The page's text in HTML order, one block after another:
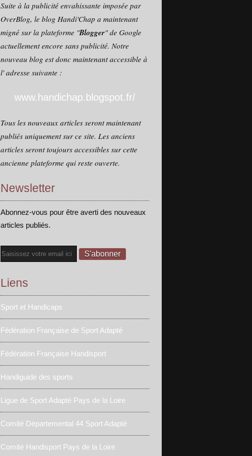
Suite à la publicité envahissante imposée par
OverBlog, le blog Handi'Chap a maintenant
migné sur la plateforme "Blogger" de Google
actuellement encore sans publicité. Notre
nouveau blog est donc maintenant accessible à
l' adresse suivante :
www.handichap.blogspot.fr/
Tous les nouveaux articles seront maintenant
publiés uniquement sur ce site. Les anciens
articles seront toujours accessibles sur cette
ancienne plateforme qui reste ouverte.
Newsletter
Abonnez-vous pour être averti des nouveaux
articles publiés.
Email
Liens
Sport et Handicaps
Fédération Française de Sport Adapté
Fédération Française Handisport
Handiguide des sports
Ligue de Sport Adapté Pays de la Loire
Comité Départemental 44 Sport Adapté
Comité Handisport Pays de la Loire